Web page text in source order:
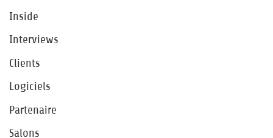
Inside
Interviews
Clients
Logiciels
Partenaire
Salons